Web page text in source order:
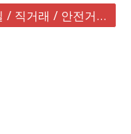
오섹시스토어 - 중고나라 / 핫딜 / 직거래 / 안전거래 바로가기